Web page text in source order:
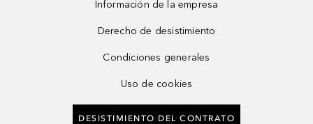
Información de la empresa
Derecho de desistimiento
Condiciones generales
Uso de cookies
DESISTIMIENTO DEL CONTRATO